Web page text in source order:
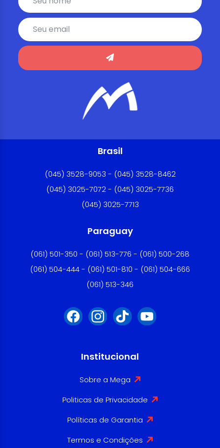
Brasil
(045) 3528-9053 - (045) 3528-8462
(045) 3025-7072 - (045) 3025-7736
(045) 3025-7713
Paraguay
(061) 501-350 - (061) 513-776 - (061) 500-268
(061) 504-444 - (061) 501-810 - (061) 504-666
(061) 513-346
Institucional
Sobre a Mega
Politicas de Privacidade
Políticas de Garantia
Termos e Condições